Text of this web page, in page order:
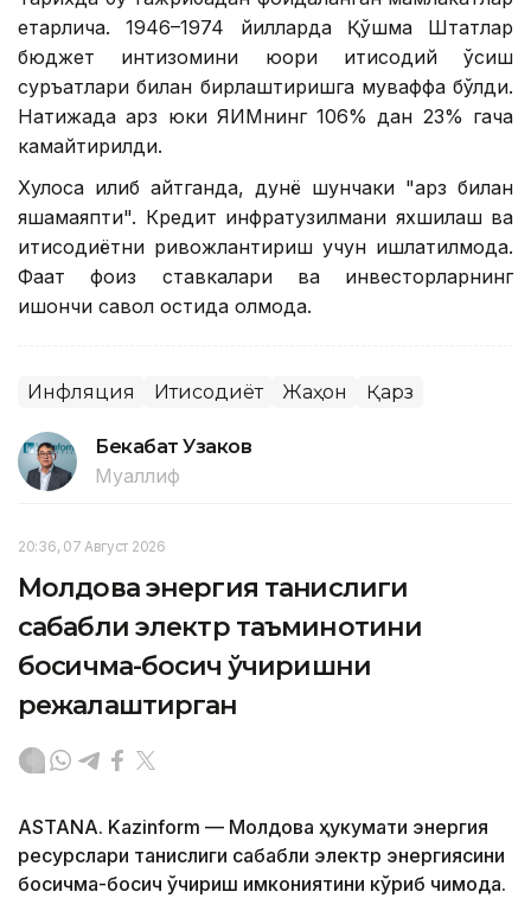
етарлича. 1946–1974 йилларда Қўшма Штатлар
бюджет интизомини юқори иқтисодий ўсиш
суръатлари билан бирлаштиришга муваффақ бўлди.
Натижада қарз юки ЯИМнинг 106% дан 23% гача
камайтирилди.
Хулоса қилиб айтганда, дунё шунчаки "қарз билан
яшамаяпти". Кредит инфратузилмани яхшилаш ва
иқтисодиётни ривожлантириш учун ишлатилмоқда.
Фақат фоиз ставкалари ва инвесторларнинг
ишончи савол остида қолмоқда.
Инфляция Иқтисодиёт Жаҳон Қарз
Бекабат Узаков
Муаллиф
20:36, 07 Август 2026
Молдова энергия танқислиги
сабабли электр таъминотини
босқичма-босқич ўчиришни
режалаштирган
ASTANA. Kazinform — Молдова ҳукумати энергия
ресурслари танқислиги сабабли электр энергиясини
босқичма-босқич ўчириш имкониятини кўриб чиқмоқда.